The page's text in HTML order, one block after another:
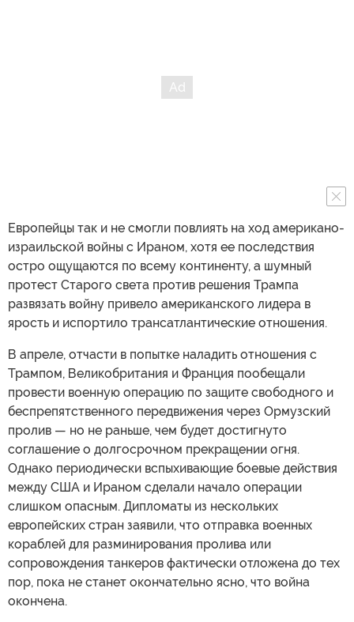
Европейцы так и не смогли повлиять на ход американо-
израильской войны с Ираном, хотя ее последствия
остро ощущаются по всему континенту, а шумный
протест Старого света против решения Трампа
развязать войну привело американского лидера в
ярость и испортило трансатлантические отношения.
В апреле, отчасти в попытке наладить отношения с
Трампом, Великобритания и Франция пообещали
провести военную операцию по защите свободного и
беспрепятственного передвижения через Ормузский
пролив — но не раньше, чем будет достигнуто
соглашение о долгосрочном прекращении огня.
Однако периодически вспыхивающие боевые действия
между США и Ираном сделали начало операции
слишком опасным. Дипломаты из нескольких
европейских стран заявили, что отправка военных
кораблей для разминирования пролива или
сопровождения танкеров фактически отложена до тех
пор, пока не станет окончательно ясно, что война
окончена.